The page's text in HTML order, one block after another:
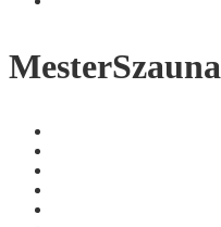
MesterSzauna